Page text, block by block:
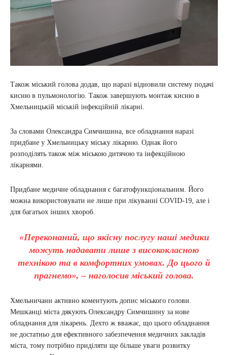
Також міський голова додав, що наразі відновили систему подачі
кисню в пульмонологію. Також завершують монтаж кисню в
Хмельницькій міській інфекційній лікарні.
За словами Олександра Симчишина, все обладнання наразі
придбане у Хмельницьку міську лікарню. Однак його
розподілять також між міською дитячою та інфекційною
лікарнями.
Придбане медичне обладнання є багатофункціональним. Його
можна використовувати не лише при лікуванні COVID-19, але і
для багатьох інших хвороб.
«Переконаний, що якісну послугу наші медики
можуть надавати лише з висококласною
технікою та в комфортних умовах. До цього й
прагнемо», – наголосив міський голова.
Хмельничани активно коментують допис міського голови.
Мешканці міста дякують Олександру Симчишину за нове
обладнання для лікарень. Дехто ж вважає, що цього обладнання
не достатньо для ефективного забезпечення медичних закладів
міста, тому потрібно приділяти ще більше уваги розвитку